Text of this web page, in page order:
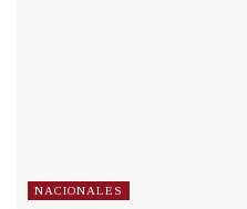
NACIONALES